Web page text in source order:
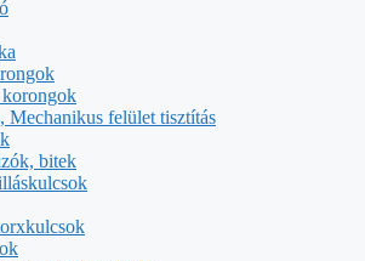
Mechanikus felület tisztítás
bitek